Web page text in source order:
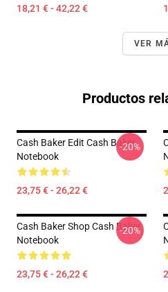
18,21 € - 42,22 €
VER
Productos
Cash Baker Edit Cash Baker
Notebook
23,75 € - 26,22 €
-20%
Cash Baker Shop Cash Baker
Notebook
23,75 € - 26,22 €
-20%